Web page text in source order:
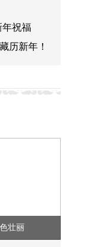
年祝福
历新年！
壮丽